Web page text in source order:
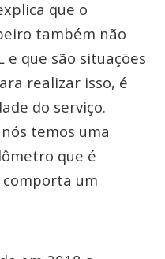
que o
também não
e que são situações
realizar isso, é
do serviço.
temos uma
que é
um